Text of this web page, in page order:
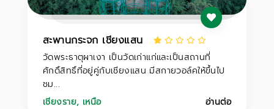
สะพานกระจก เชียงแสน
วัดพระธาตุผาเงา เป็นวัดเก่าแก่และเป็นสถานที่
ศักดิ์สิทธิ์ที่อยู่คู่กับเชียงแสน มีสกายวอล์คให้ขึ้นไป
ชม...
เชียงราย, เหนือ อ่านต่อ